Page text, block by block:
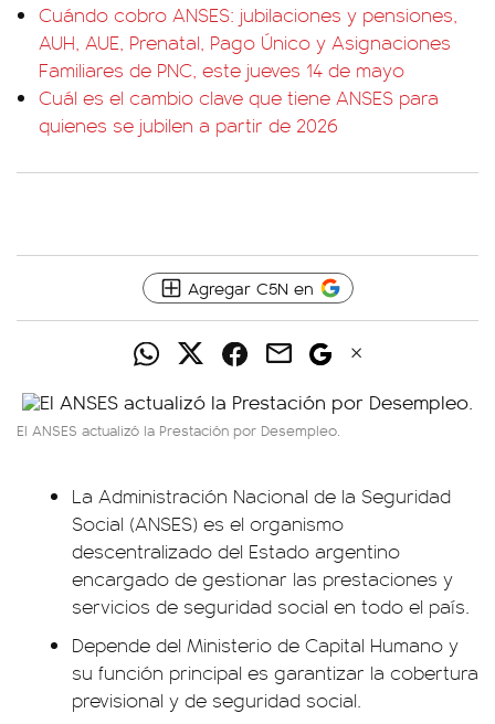
Cuándo cobro ANSES: jubilaciones y pensiones,
AUH, AUE, Prenatal, Pago Único y Asignaciones
Familiares de PNC, este jueves 14 de mayo
Cuál es el cambio clave que tiene ANSES para
quienes se jubilen a partir de 2026
Agregar C5N en
El ANSES actualizó la Prestación por Desempleo.
La Administración Nacional de la Seguridad
Social (ANSES) es el organismo
descentralizado del Estado argentino
encargado de gestionar las prestaciones y
servicios de seguridad social en todo el país.
Depende del Ministerio de Capital Humano y
su función principal es garantizar la cobertura
previsional y de seguridad social.